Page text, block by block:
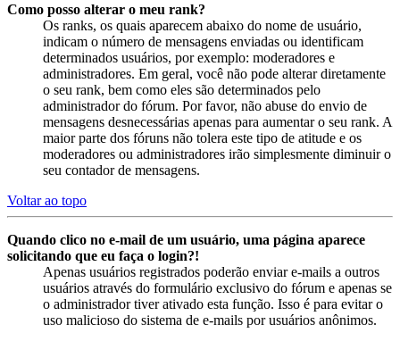
Como posso alterar o meu rank?
Os ranks, os quais aparecem abaixo do nome de usuário,
indicam o número de mensagens enviadas ou identificam
determinados usuários, por exemplo: moderadores e
administradores. Em geral, você não pode alterar diretamente
o seu rank, bem como eles são determinados pelo
administrador do fórum. Por favor, não abuse do envio de
mensagens desnecessárias apenas para aumentar o seu rank. A
maior parte dos fóruns não tolera este tipo de atitude e os
moderadores ou administradores irão simplesmente diminuir o
seu contador de mensagens.
Voltar ao topo
Quando clico no e-mail de um usuário, uma página aparece
solicitando que eu faça o login?!
Apenas usuários registrados poderão enviar e-mails a outros
usuários através do formulário exclusivo do fórum e apenas se
o administrador tiver ativado esta função. Isso é para evitar o
uso malicioso do sistema de e-mails por usuários anônimos.